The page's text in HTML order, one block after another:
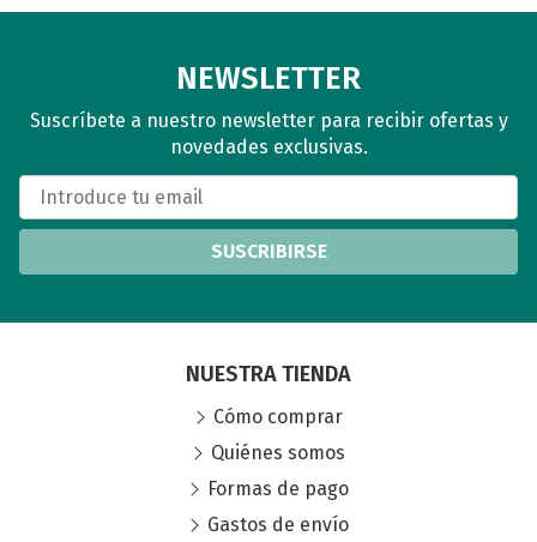
NEWSLETTER
Suscríbete a nuestro newsletter para recibir ofertas y
novedades exclusivas.
SUSCRIBIRSE
NUESTRA TIENDA
Cómo comprar
Quiénes somos
Formas de pago
Gastos de envío